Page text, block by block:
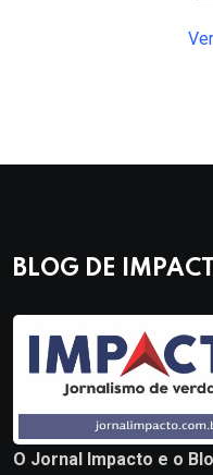
BLOG DE
O Jornal Impacto e o